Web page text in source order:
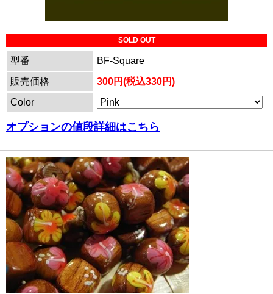
SOLD OUT
型番
BF-Square
販売価格
300円(税込330円)
Color
オプションの値段詳細はこちら